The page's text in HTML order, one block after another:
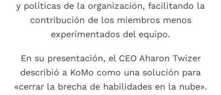
y políticas de la organización, facilitando la
contribución de los miembros menos
experimentados del equipo.
En su presentación, el CEO Aharon Twizer
describió a KoMo como una solución para
«cerrar la brecha de habilidades en la nube».